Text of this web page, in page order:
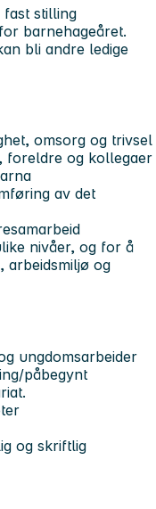
fast stilling
barnehageåret.
bli andre ledige
omsorg og trivsel
foreldre og kollegaer
av det
nivåer, og for å
arbeidsmiljø og
ungdomsarbeider
påbegynt
og skriftlig